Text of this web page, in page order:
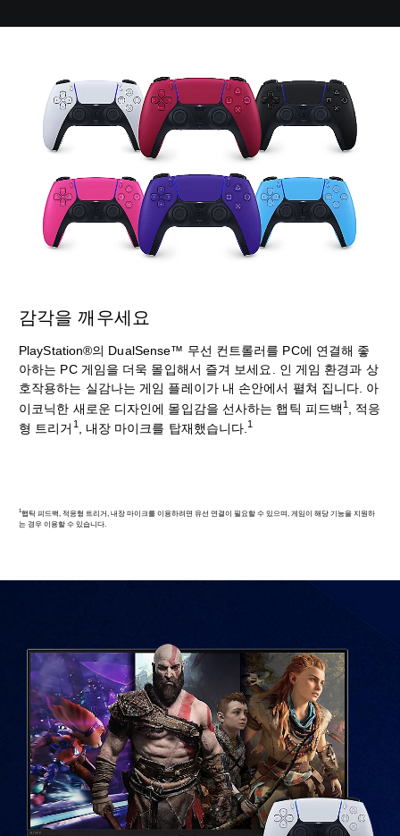
감각을 깨우세요
PlayStation®의 DualSense™ 무선 컨트롤러를 PC에 연결해 좋
아하는 PC 게임을 더욱 몰입해서 즐겨 보세요. 인 게임 환경과 상
호작용하는 실감나는 게임 플레이가 내 손안에서 펼쳐 집니다. 아
이코닉한 새로운 디자인에 몰입감을 선사하는 햅틱 피드백1
, 적응
형 트리거 1 , 내장 마이크를 탑재했습니다.1
1햅틱 피드백, 적응형 트리거, 내장 마이크를 이용하려면 유선 연결이 필요할 수 있으며, 게임이 해당 기능을 지원하
는 경우 이용할 수 있습니다.